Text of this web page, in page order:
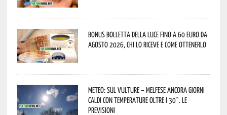
Bonus bolletta della luce fino a 60 euro da
agosto 2026, chi lo riceve e come ottenerlo
Meteo: sul Vulture – melfese ancora giorni
caldi con temperature oltre i 30°. Le
previsioni